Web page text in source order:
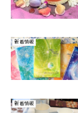
新着情報
新着情報